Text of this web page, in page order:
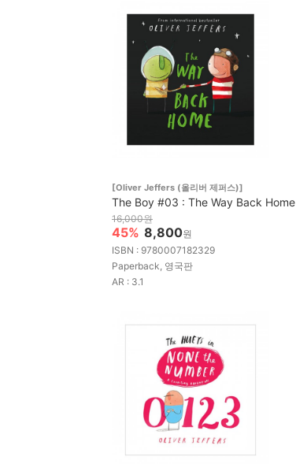
[Oliver Jeffers (올리버 제퍼스)]
The Boy #03 : The Way Back Home
16,000원
45% 8,800원
ISBN : 9780007182329
Paperback, 영국판
AR : 3.1